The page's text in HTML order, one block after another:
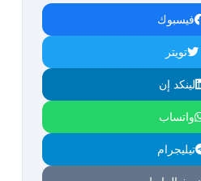
فيسبوك
تويتر
لينكد إن
واتساب
تيليجرام